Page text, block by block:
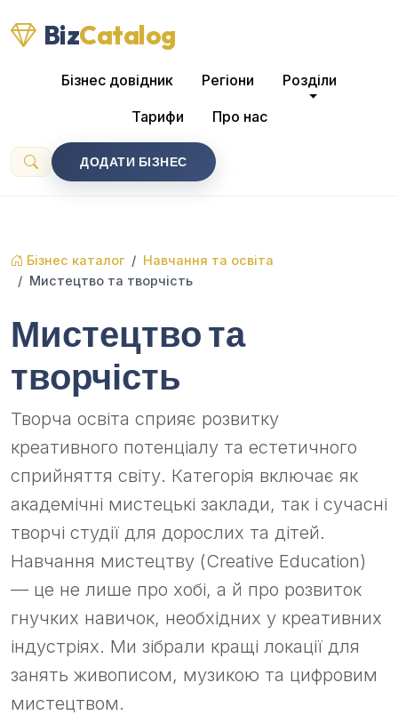
BizCatalog
Бізнес довідник Регіони Розділи
Тарифи Про нас
ДОДАТИ БІЗНЕС
Бізнес каталог
Навчання та освіта
Мистецтво та творчість
Мистецтво та
творчість
Творча освіта сприяє розвитку
креативного потенціалу та естетичного
сприйняття світу. Категорія включає як
академічні мистецькі заклади, так і сучасні
творчі студії для дорослих та дітей.
Навчання мистецтву (Creative Education)
— це не лише про хобі, а й про розвиток
гнучких навичок, необхідних у креативних
індустріях. Ми зібрали кращі локації для
занять живописом, музикою та цифровим
мистецтвом.